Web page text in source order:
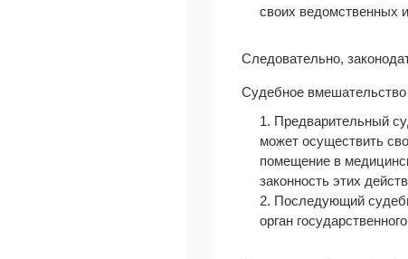
своих ведомственных
Следовательно,
Судебное
1. Предварительный
может осуществить
помещение в
законность этих
2. Последующий
орган